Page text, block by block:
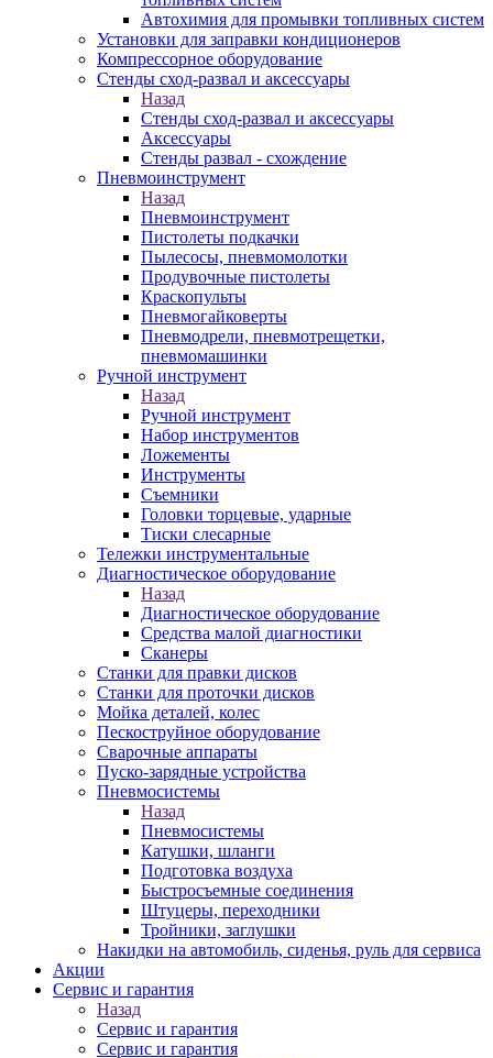
Автохимия для промывки топливных систем
Установки для заправки кондиционеров
Компрессорное оборудование
Стенды сход-развал и аксессуары
Назад
Стенды сход-развал и аксессуары
Аксессуары
Стенды развал - схождение
Пневмоинструмент
Назад
Пневмоинструмент
Пистолеты подкачки
Пылесосы, пневмомолотки
Продувочные пистолеты
Краскопульты
Пневмогайковерты
Пневмодрели, пневмотрещетки,
пневмомашинки
Ручной инструмент
Назад
Ручной инструмент
Набор инструментов
Ложементы
Инструменты
Съемники
Головки торцевые, ударные
Тиски слесарные
Тележки инструментальные
Диагностическое оборудование
Назад
Диагностическое оборудование
Средства малой диагностики
Сканеры
Станки для правки дисков
Станки для проточки дисков
Мойка деталей, колес
Пескоструйное оборудование
Сварочные аппараты
Пуско-зарядные устройства
Пневмосистемы
Назад
Пневмосистемы
Катушки, шланги
Подготовка воздуха
Быстросъемные соединения
Штуцеры, переходники
Тройники, заглушки
Накидки на автомобиль, сиденья, руль для сервиса
Акции
Сервис и гарантия
Назад
Сервис и гарантия
Сервис и гарантия